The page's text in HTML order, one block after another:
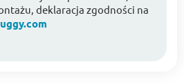
deklaracja zgodności na